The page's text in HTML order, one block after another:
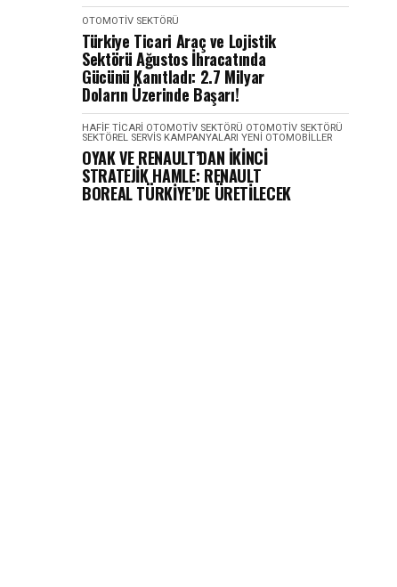
OTOMOTIV SEKTÖRÜ
Türkiye Ticari Araç ve Lojistik
Sektörü Ağustos İhracatında
Gücünü Kanıtladı: 2.7 Milyar
Doların Üzerinde Başarı!
HAFIF TICARI OTOMOTIV SEKTÖRÜ OTOMOTIV SEKTÖRÜ
SEKTÖREL SERVIS KAMPANYALARI YENI OTOMOBILLER
OYAK VE RENAULT’DAN İKİNCİ
STRATEJİK HAMLE: RENAULT
BOREAL TÜRKİYE’DE ÜRETİLECEK